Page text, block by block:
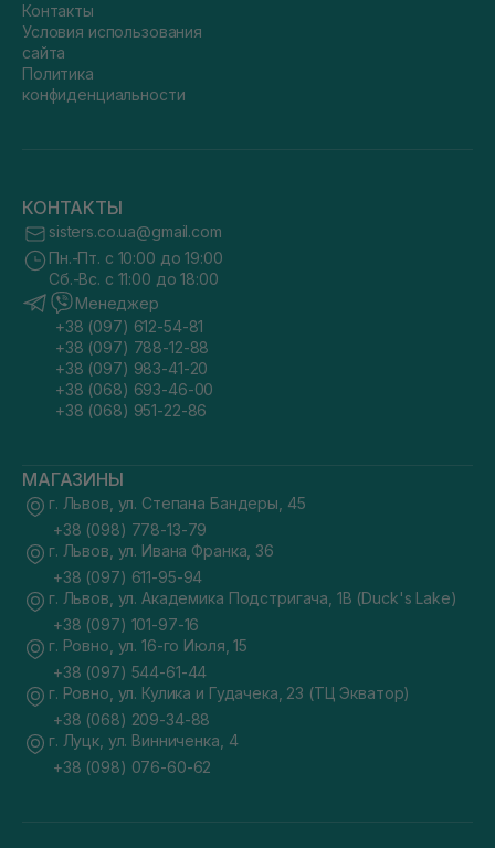
Контакты
Условия использования
сайта
Политика
конфиденциальности
КОНТАКТЫ
sisters.co.ua@gmail.com
Пн.-Пт. с 10:00 до 19:00
Сб.-Вс. с 11:00 до 18:00
Менеджер
+38 (097) 612-54-81
+38 (097) 788-12-88
+38 (097) 983-41-20
+38 (068) 693-46-00
+38 (068) 951-22-86
МАГАЗИНЫ
г. Львов, ул. Степана Бандеры, 45
+38 (098) 778-13-79
г. Львов, ул. Ивана Франка, 36
+38 (097) 611-95-94
г. Львов, ул. Академика Подстригача, 1В (Duck's Lake)
+38 (097) 101-97-16
г. Ровно, ул. 16-го Июля, 15
+38 (097) 544-61-44
г. Ровно, ул. Кулика и Гудачека, 23 (ТЦ Экватор)
+38 (068) 209-34-88
г. Луцк, ул. Винниченка, 4
+38 (098) 076-60-62